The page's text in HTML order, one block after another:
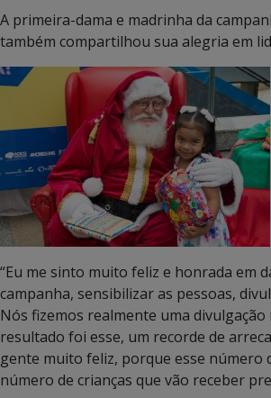
A primeira-dama e madrinha da
também compartilhou sua alegria em
“Eu me sinto muito feliz e honrada em
campanha, sensibilizar as pessoas,
Nós fizemos realmente uma
resultado foi esse, um recorde de
gente muito feliz, porque esse número
número de crianças que vão receber